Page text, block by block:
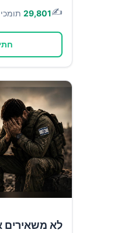
✍️
29,801
לא משאירים